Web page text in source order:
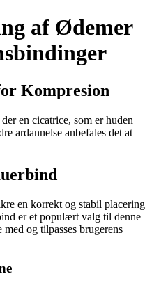
af Ødemer
Kompresion
en cicatrice, som er huden
ardannelse anbefales det at
en korrekt og stabil placering
er et populært valg til denne
og tilpasses brugerens